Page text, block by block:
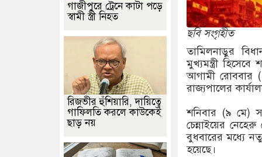
ছবি সংগৃহীত
তামিলনাড়ুর
মুখ্যমন্ত্রী
আগামী রোববার
রাজ্যপালের
শনিবার (৯ মে)
চেন্নাইয়ের
বুধবারের মধ্যে
হয়েছে।
গাজীপুরে ট্রেনে কাটা পড়ে
স্বামী স্ত্রী নিহত
রিজভীর হুঁশিয়ারি, দায়িত্বে
গাফিলতি করলে কাউকেই
ছাড় নয়